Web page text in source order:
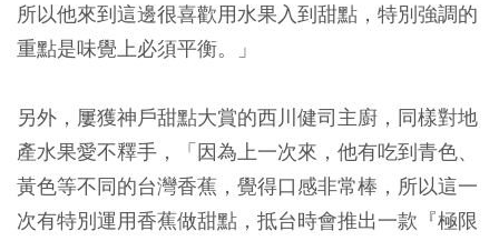
所以他來到這邊很喜歡用水果入到甜點，特別強調的
重點是味覺上必須平衡。」
另外，屢獲神戶甜點大賞的西川健司主廚，同樣對地
產水果愛不釋手，「因為上一次來，他有吃到青色、
黃色等不同的台灣香蕉，覺得口感非常棒，所以這一
次有特別運用香蕉做甜點，抵台時會推出一款『極限